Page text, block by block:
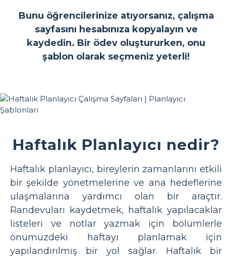
Bunu öğrencilerinize atıyorsanız, çalışma
sayfasını hesabınıza kopyalayın ve
kaydedin. Bir ödev oluştururken, onu
şablon olarak seçmeniz yeterli!
Haftalık Planlayıcı nedir?
Haftalık planlayıcı, bireylerin zamanlarını etkili
bir şekilde yönetmelerine ve ana hedeflerine
ulaşmalarına yardımcı olan bir araçtır.
Randevuları kaydetmek, haftalık yapılacaklar
listeleri ve notlar yazmak için bölümlerle
önümüzdeki haftayı planlamak için
yapılandırılmış bir yol sağlar. Haftalık bir